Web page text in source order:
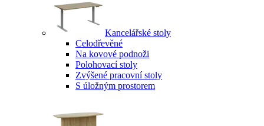
Kancelářské stoly
Celodřevěné
Na kovové podnoži
Polohovací stoly
Zvýšené pracovní stoly
S úložným prostorem